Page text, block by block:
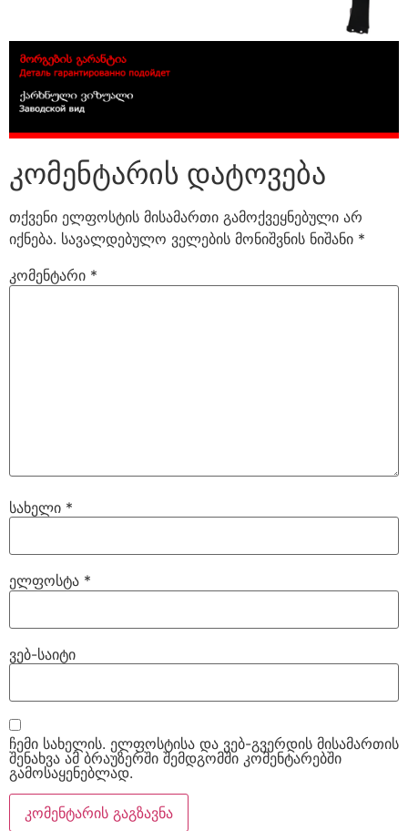
კომენტარის დატოვება
თქვენი ელფოსტის მისამართი გამოქვეყნებული არ
იქნება. სავალდებულო ველების მონიშვნის ნიშანი *
კომენტარი *
სახელი *
ელფოსტა *
ვებ-საიტი
ჩემი სახელის. ელფოსტისა და ვებ-გვერდის მისამართის
შენახვა ამ ბრაუზერში შემდგომში კომენტარებში
გამოსაყენებლად.